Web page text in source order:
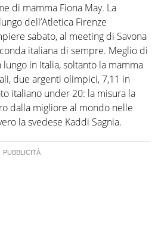
di mamma Fiona May. La
dell’Atletica Firenze
sabato, al meeting di Savona
italiana di sempre. Meglio di
in Italia, soltanto la mamma
due argenti olimpici, 7,11 in
italiano under 20: la misura la
dalla migliore al mondo nelle
la svedese Kaddi Sagnia.